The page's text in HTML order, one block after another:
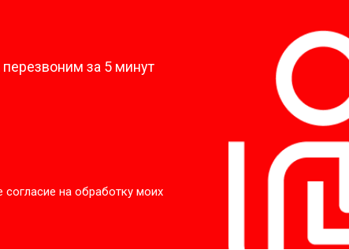
за 5 минут
на обработку моих